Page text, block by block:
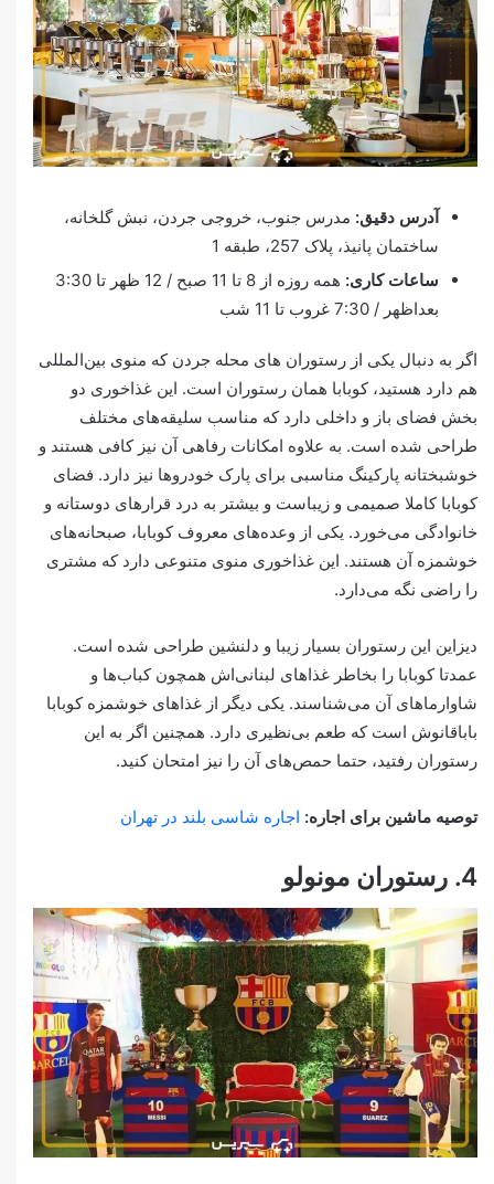
آدرس دقیق: مدرس جنوب، خروجی جردن، نبش گلخانه،
ساختمان پانیذ، پلاک 257، طبقه 1
ساعات کاری:
همه روزه از 8 تا 11 صبح / 12 ظهر تا 3:30
بعداظهر / 7:30 غروب تا 11 شب
اگر به دنبال یکی از رستوران های محله جردن که منوی بین‌المللی
هم دارد هستید، کوبابا همان رستوران است. این غذاخوری دو
بخش فضای باز و داخلی دارد که مناسب سلیقه‌های مختلف
طراحی شده است. به علاوه امکانات رفاهی آن نیز کافی هستند و
خوشبختانه پارکینگ مناسبی برای پارک خودروها نیز دارد. فضای
کوبابا کاملا صمیمی و زیباست و بیشتر به درد قرارهای دوستانه و
خانوادگی می‌خورد. یکی از وعده‌های معروف کوبابا، صبحانه‌های
خوشمزه آن هستند. این غذاخوری منوی متنوعی دارد که مشتری
را راضی نگه می‌دارد.
دیزاین این رستوران بسیار زیبا و دلنشین طراحی شده است.
عمدتا کوبابا را بخاطر غذاهای لبنانی‌اش همچون کباب‌ها و
شاوارماهای آن می‌شناسند. یکی دیگر از غذاهای خوشمزه کوبابا
باباقانوش است که طعم بی‌نظیری دارد.‌‌ همچنین اگر به این
رستوران رفتید، حتما حمص‌های آن را نیز امتحان کنید.
توصیه ماشین برای اجاره: اجاره شاسی بلند در تهران
4. رستوران مونولو